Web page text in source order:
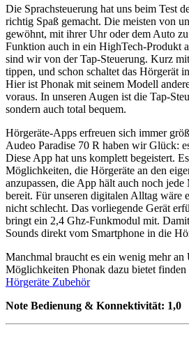
Die Sprachsteuerung hat uns beim Test
richtig Spaß gemacht. Die meisten von
gewöhnt, mit ihrer Uhr oder dem Auto
Funktion auch in ein HighTech-Produkt
sind wir von der Tap-Steuerung. Kurz
tippen, und schon schaltet das Hörgerät
Hier ist Phonak mit seinem Modell
voraus. In unseren Augen ist die Tap-
sondern auch total bequem.
Hörgeräte-Apps erfreuen sich immer
Audeo Paradise 70 R haben wir Glück:
Diese App hat uns komplett begeistert.
Möglichkeiten, die Hörgeräte an den
anzupassen, die App hält auch noch
bereit. Für unseren digitalen Alltag wäre
nicht schlecht. Das vorliegende Gerät
bringt ein 2,4 Ghz-Funkmodul mit.
Sounds direkt vom Smartphone in die
Manchmal braucht es ein wenig mehr an
Möglichkeiten Phonak dazu bietet finden
Hörgeräte Zubehör
Note Bedienung & Konnektivität: 1,0